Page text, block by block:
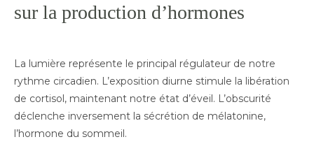
sur la production d’hormones
La lumière représente le principal régulateur de notre
rythme circadien. L’exposition diurne stimule la libération
de cortisol, maintenant notre état d’éveil. L’obscurité
déclenche inversement la sécrétion de mélatonine,
l’hormone du sommeil.